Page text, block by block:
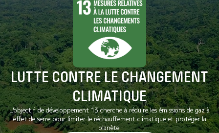
LUTTE CONTRE LE CHANGEMENT
CLIMATIQUE
L'objectif de développement 13 cherche à réduire les émissions de gaz à
effet de serre pour limiter le réchauffement climatique et protéger la
planète.